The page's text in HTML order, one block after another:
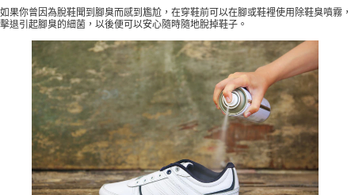
如果你曾因為脫鞋聞到腳臭而感到尷尬，在穿鞋前可以在腳或鞋裡使用除鞋臭噴霧，
擊退引起腳臭的細菌，以後便可以安心隨時隨地脫掉鞋子。